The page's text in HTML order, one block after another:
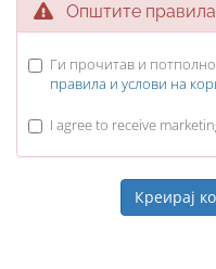
Општите
Ги прочитав и потполно
правила и услови на
I agree to receive